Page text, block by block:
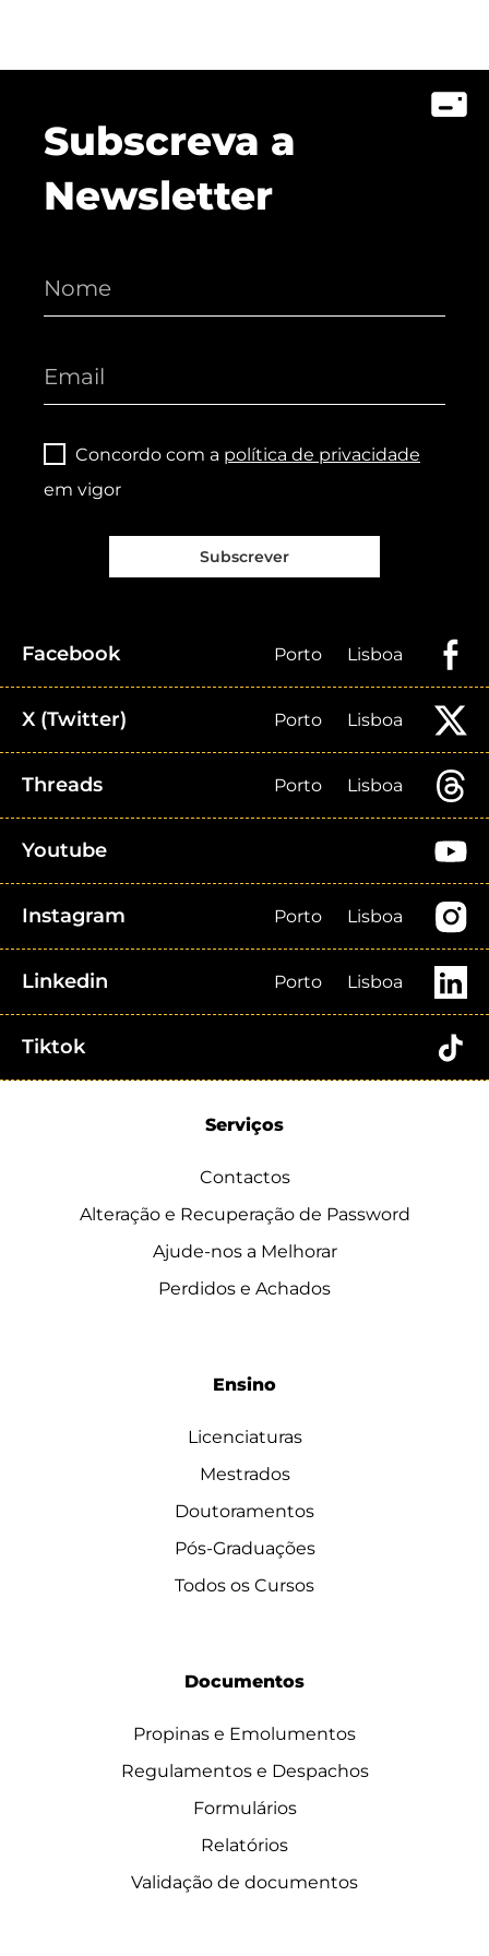
Subscreva a
Newsletter
Concordo com a política de privacidade
em vigor
Subscrever
Facebook Porto Lisboa
X (Twitter) Porto Lisboa
Threads Porto Lisboa
Youtube
Instagram Porto Lisboa
Linkedin Porto Lisboa
Tiktok
Serviços
Contactos
Alteração e Recuperação de Password
Ajude-nos a Melhorar
Perdidos e Achados
Ensino
Licenciaturas
Mestrados
Doutoramentos
Pós-Graduações
Todos os Cursos
Documentos
Propinas e Emolumentos
Regulamentos e Despachos
Formulários
Relatórios
Validação de documentos